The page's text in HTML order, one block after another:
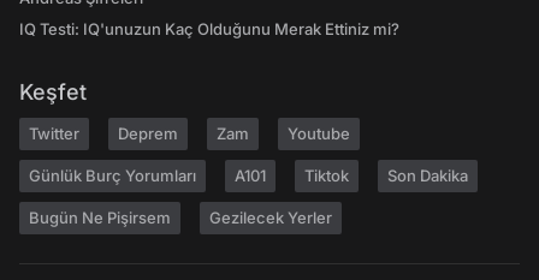
IQ Testi: IQ'unuzun Kaç Olduğunu Merak Ettiniz mi?
Keşfet
Twitter Deprem Zam Youtube
Günlük Burç Yorumları A101 Tiktok Son Dakika
Bugün Ne Pişirsem Gezilecek Yerler